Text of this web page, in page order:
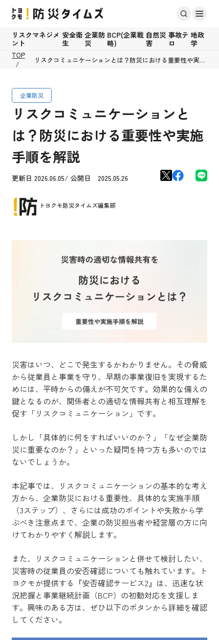
リスクマネジメ
ント
安全衛
生
企業防
災
BCP(企業戦
略)
自然災
害
事故テ
ロ
地政
学
TOP
リスクコミュニケーションとは？防災における重要性や実施
企業防災
リスクコミュニケーションと
は？防災における重要性や実施
手順を解説
更新日 2026.06.05/ 公開日 2025.05.26
トヨクモ防災タイムズ編集部
災害はいつ、どこで発生するかわかりません。その脅威
から従業員と事業を守り、早期の事業復旧を実現するた
めには、平時からの備えが不可欠です。効果的な備えの
鍵となるのが、関係者との適切な情報共有と相互理解を
促す「リスクコミュニケーション」です。
しかし「具体的に何をすればいいのか？」「なぜ企業防
災に重要なのか？」といった疑問を持つ方も多いのでは
ないでしょうか。
本記事では、リスクコミュニケーションの基本的な考え
方から、企業防災における重要性、具体的な実施手順
（3ステップ）、さらには成功のポイントや失敗から学
ぶべき注意点まで、企業の防災担当者や経営層の方に向
けてわかりやすく解説します。
また、リスクコミュニケーションと併せて検討したい、
災害時の従業員の安否確認についても触れています。ト
ヨクモが提供する『安否確認サービス2』は、迅速な状
況把握と事業継続計画（BCP）の初動対応を支援しま
す。興味のある方は、ぜひ以下のボタンから詳細を確認
してください。